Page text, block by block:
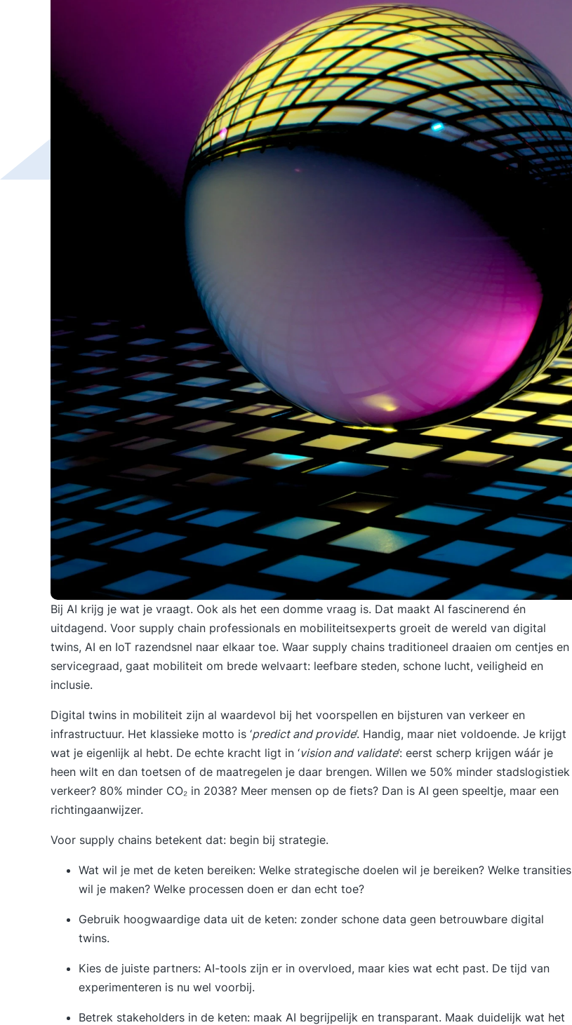
Bij AI krijg je wat je vraagt. Ook als het een domme vraag is. Dat maakt AI fascinerend én
uitdagend. Voor supply chain professionals en mobiliteitsexperts groeit de wereld van digital
twins, AI en IoT razendsnel naar elkaar toe. Waar supply chains traditioneel draaien om centjes en
servicegraad, gaat mobiliteit om brede welvaart: leefbare steden, schone lucht, veiligheid en
inclusie.
Digital twins in mobiliteit zijn al waardevol bij het voorspellen en bijsturen van verkeer en
infrastructuur. Het klassieke motto is ‘predict and provide’. Handig, maar niet voldoende. Je krijgt
wat je eigenlijk al hebt. De echte kracht ligt in ‘vision and validate’: eerst scherp krijgen wáár je
heen wilt en dan toetsen of de maatregelen je daar brengen. Willen we 50% minder stadslogistiek
verkeer? 80% minder CO₂ in 2038? Meer mensen op de fiets? Dan is AI geen speeltje, maar een
richtingaanwijzer.
Voor supply chains betekent dat: begin bij strategie.
Wat wil je met de keten bereiken: Welke strategische doelen wil je bereiken? Welke transities
wil je maken? Welke processen doen er dan echt toe?
Gebruik hoogwaardige data uit de keten: zonder schone data geen betrouwbare digital
twins.
Kies de juiste partners: AI-tools zijn er in overvloed, maar kies wat echt past. De tijd van
experimenteren is nu wel voorbij.
Betrek stakeholders in de keten: maak AI begrijpelijk en transparant. Maak duidelijk wat het